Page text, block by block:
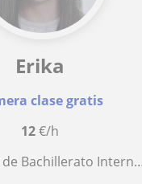
Erika
clase gratis
12€/h
con asignaturas de ciencias en nivel universitario